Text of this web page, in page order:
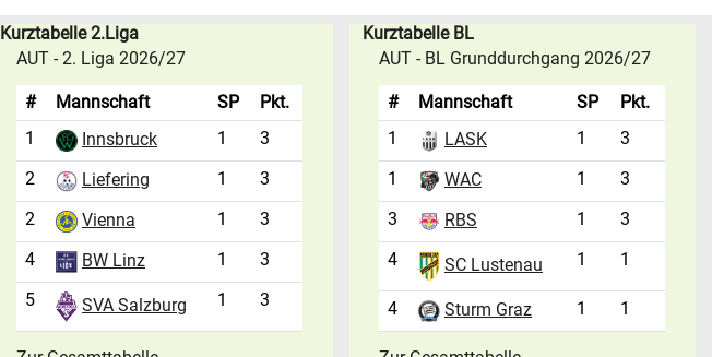
Kurztabelle 2.Liga
AUT - 2. Liga 2026/27
# Mannschaft SP
Pkt.
1
Innsbruck 1
3
2
Liefering 1
3
2
Vienna 1
3
4
BW Linz 1
3
5
SVA Salzburg 1 3
Kurztabelle BL
AUT - BL Grunddurchgang 2026/27
# Mannschaft SP
Pkt.
1
LASK 1
3
1
WAC 1
3
3
RBS 1
3
4
SC Lustenau 1 1
4 Sturm Graz 1 1